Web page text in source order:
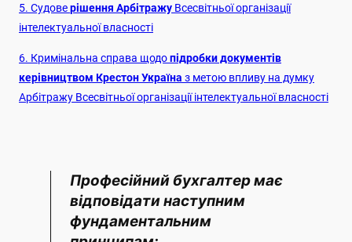
5. Судоверішення Арбітражу Всесвітньої організації
інтелектуальної власності
6. Кримінальна справа щодопідробки документів
керівництвом Крестон Україна з метою впливу на думку
Арбітражу Всесвітньої організації інтелектуальної власності
Професійний бухгалтер має
відповідати наступним
фундаментальним